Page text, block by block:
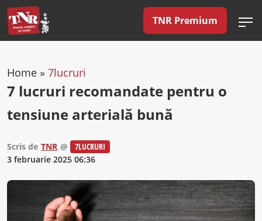
TNR Premium
Home » 7lucruri
7 lucruri recomandate pentru o
tensiune arterială bună
Scris de TNR @
7LUCRURI
3 februarie 2025 06:36